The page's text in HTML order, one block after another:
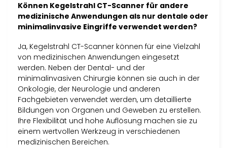
Können Kegelstrahl CT-Scanner für andere
medizinische Anwendungen als nur dentale oder
minimalinvasive Eingriffe verwendet werden?
Ja, Kegelstrahl CT-Scanner können für eine Vielzahl
von medizinischen Anwendungen eingesetzt
werden. Neben der Dental- und der
minimalinvasiven Chirurgie können sie auch in der
Onkologie, der Neurologie und anderen
Fachgebieten verwendet werden, um detaillierte
Bildungen von Organen und Geweben zu erstellen.
Ihre Flexibilität und hohe Auflösung machen sie zu
einem wertvollen Werkzeug in verschiedenen
medizinischen Bereichen.